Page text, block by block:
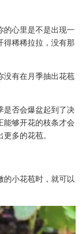
的心里是不是出现一
得稀稀拉拉，没有那
没有在月季抽出花苞
是否会爆盆起到了决
能够开花的枝条才会
多的花苞。
的小花苞时，就可以